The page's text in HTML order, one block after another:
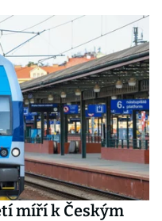
míří k Českým